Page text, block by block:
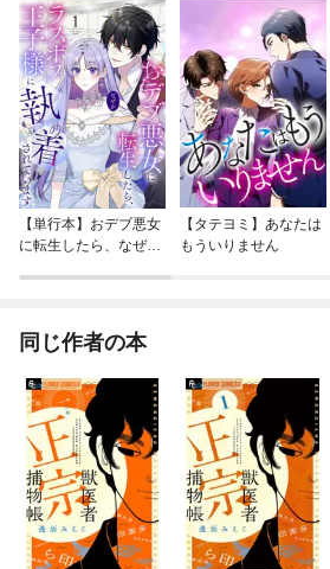
【単行本】おデブ悪女
に転生したら、なぜか
【タテヨミ】あなたは
もういりません
同じ作者の本